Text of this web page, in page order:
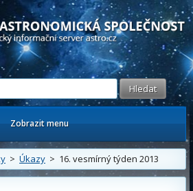
- Informační astronomický server
Zobrazit menu
> Úkazy > 16. vesmírný týden 2013